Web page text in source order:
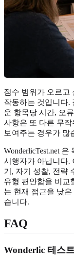
점수 범위가 오르고
작동하는 것입니다.
운 항목당 시간, 오
사항은 또 다른 무
보여주는 경우가 많
WonderlicTest.net
시행자가 아닙니다.
기, 자기 성찰, 전략
유형 편안함을 비교
는 현재 접근을 낮
습니다.
FAQ
Wonderlic 테스